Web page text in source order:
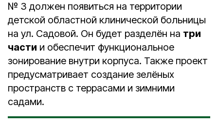
№ 3 должен появиться на территории
детской областной клинической больницы
на ул. Садовой. Он будет разделён на три
части и обеспечит функциональное
зонирование внутри корпуса. Также проект
предусматривает создание зелёных
пространств с террасами и зимними
садами.